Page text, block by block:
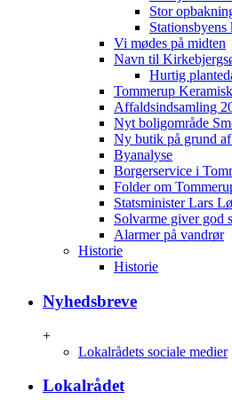
Stor
Vi mødes på midten
Navn til
Hurtig
Tommerup
Affaldsindsamling
Nyt boligområde
Ny butik på grund af
Byanalyse
Borgerservice i
Folder om
Statsminister Lars
Solvarme giver god
Alarmer på vandrør
Historie
Historie
Nyhedsbreve
+
Lokalrådets sociale medier
Lokalrådet